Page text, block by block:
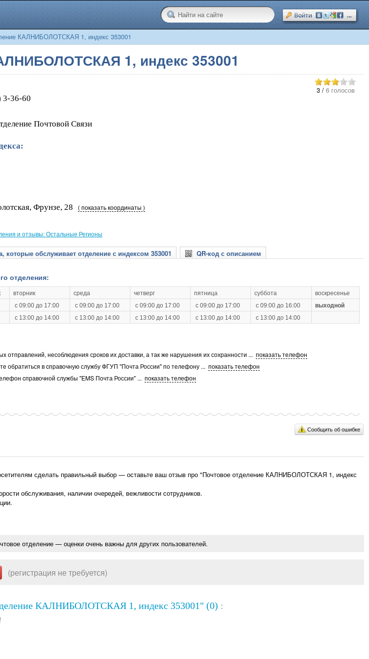
КАЛНИБОЛОТСКАЯ 1, индекс 353001
1, индекс 353001
3/ 6 голосов
36-60
Почтовой Связи
Фрунзе, 28 ( показать координаты )
и отзывы: Остальные Регионы
которые обслуживает отделение с индексом 353001 QR-код с описанием
отделения:
вторник среда четверг пятница суббота
воскресенье
с 09:00 до 17:00 с 09:00 до 17:00 с 09:00 до 17:00 с 09:00 до 17:00 с 09:00 до 16:00
выходной
с 13:00 до 14:00 с 13:00 до 14:00 с 13:00 до 14:00 с 13:00 до 14:00 с 13:00 до 14:00
отправлений, несоблюдения сроков их доставки, а так же нарушения их сохранности ... показать телефон
обратиться в cправочную службу ФГУП "Почта России" по телефону ... показать телефон
cправочной службы "EMS Почта России" ... показать телефон
Сообщить об ошибке
сделать правильный выбор — оставьте ваш отзыв про "Почтовое отделение КАЛНИБОЛОТСКАЯ 1, индекс
обслуживания, наличии очередей, вежливости сотрудников.
отделение — оценки очень важны для других пользователей.
(регистрация не требуется)
КАЛНИБОЛОТСКАЯ 1, индекс 353001" (0) :